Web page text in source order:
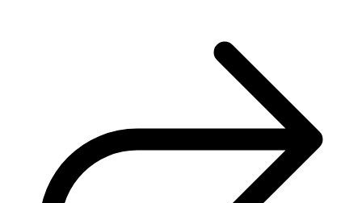
De qualité supérieure, elle est livrée dans son emballage
d'origine et bénéficie d'une garantie de 2 ans.